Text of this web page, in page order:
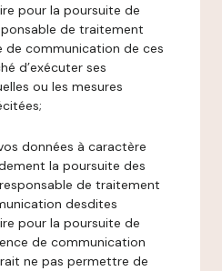
pour la poursuite de
de traitement
de communication de ces
d’exécuter ses
ou les mesures
données à caractère
la poursuite des
de traitement
desdites
pour la poursuite de
de communication
ne pas permettre de